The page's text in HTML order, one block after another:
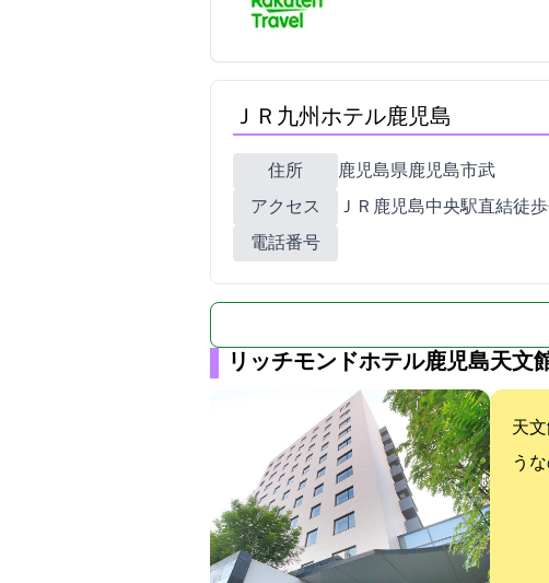
ＪＲ九州ホテル鹿児島
住所
鹿児島県鹿児島市武1-1-2
アクセス
ＪＲ鹿児島中央駅直結徒
電話番号
リッチモンドホテル鹿児島天文
天
う